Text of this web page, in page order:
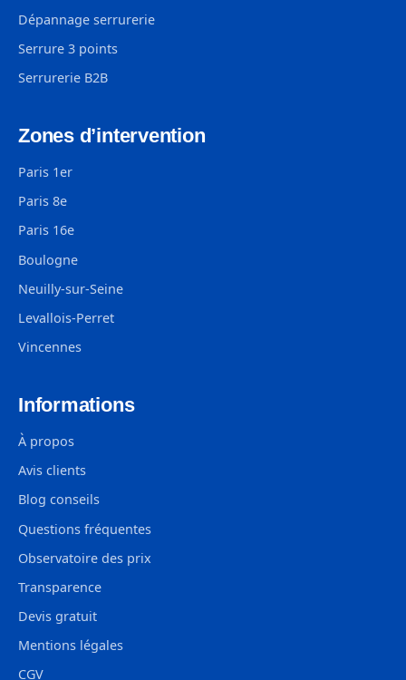
Dépannage serrurerie
Serrure 3 points
Serrurerie B2B
Zones d’intervention
Paris 1er
Paris 8e
Paris 16e
Boulogne
Neuilly-sur-Seine
Levallois-Perret
Vincennes
Informations
À propos
Avis clients
Blog conseils
Questions fréquentes
Observatoire des prix
Transparence
Devis gratuit
Mentions légales
CGV